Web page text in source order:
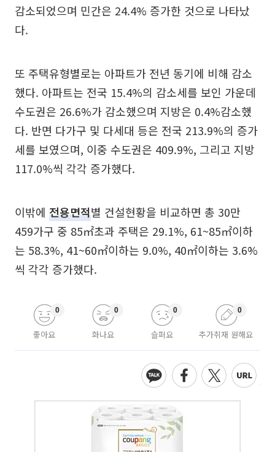
감소되었으며 민간은 24.4% 증가한 것으로 나타났
다.
또 주택유형별로는 아파트가 전년 동기에 비해 감소
했다. 아파트는 전국 15.4%의 감소세를 보인 가운데
수도권은 26.6%가 감소했으며 지방은 0.4%감소했
다. 반면 다가구 및 다세대 등은 전국 213.9%의 증가
세를 보였으며, 이중 수도권은 409.9%, 그리고 지방
117.0%씩 각각 증가했다.
이밖에 전용면적별 건설현황을 비교하면 총 30만
459가구 중 85㎡초과 주택은 29.1%, 61~85㎡이하
는 58.3%, 41~60㎡이하는 9.0%, 40㎡이하는 3.6%
씩 각각 증가했다.
좋아요
0
화나요
0
슬퍼요
0
추가취재 원해요
0